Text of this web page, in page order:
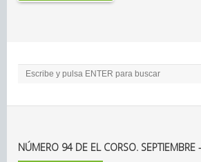
NÚMERO 94 DE EL CORSO. SEPTIEMBRE